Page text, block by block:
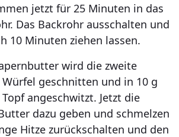
jetzt für 25 Minuten in das
Das Backrohr ausschalten und
10 Minuten ziehen lassen.
wird die zweite
geschnitten und in 10 g
angeschwitzt. Jetzt die
dazu geben und schmelzen
Hitze zurückschalten und den